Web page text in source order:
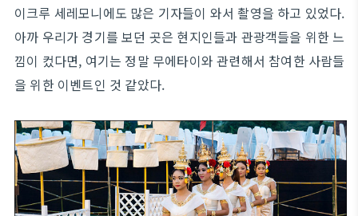
이크루 세레모니에도 많은 기자들이 와서 촬영을 하고 있었다.
아까 우리가 경기를 보던 곳은 현지인들과 관광객들을 위한 느
낌이 컸다면, 여기는 정말 무에타이와 관련해서 참여한 사람들
을 위한 이벤트인 것 같았다.